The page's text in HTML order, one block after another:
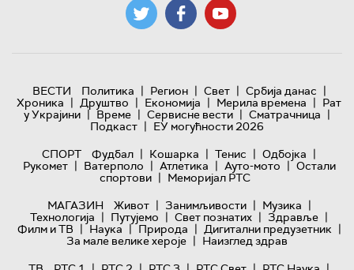
ВЕСТИ Политика | Регион | Свет | Србија данас |
Хроника | Друштво | Економија | Мерила времена | Рат
у Украјини | Време | Сервисне вести | Сматрачница |
Подкаст | ЕУ могућности 2026
СПОРТ
Фудбал | Кошарка | Тенис | Одбојка |
Рукомет | Ватерполо | Атлетика | Ауто-мото | Остали
спортови | Меморијал РТС
МАГАЗИН
Живот | Занимљивости | Музика |
Технологијa | Путујемо | Свет познатих | Здравље |
Филм и ТВ | Наука | Природа | Дигитални предузетник |
За мале велике хероје | Наизглед здрав